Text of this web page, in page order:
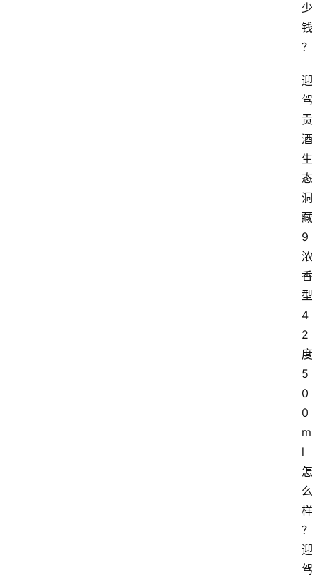
少
钱
？
迎
驾
贡
酒
生
态
洞
藏
9
浓
香
型
4
2
度
5
0
0
m
l
怎
么
样
？
迎
驾